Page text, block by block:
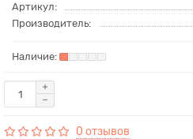
Артикул:
Производитель:
0 отзывов